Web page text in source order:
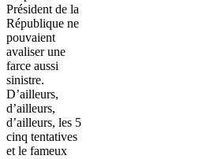
Président de la
République ne
pouvaient
avaliser une
farce aussi
sinistre.
D’ailleurs,
d’ailleurs,
d’ailleurs, les 5
cinq tentatives
et le fameux